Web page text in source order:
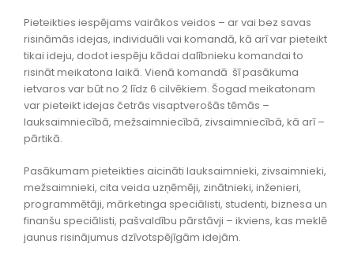
Pieteikties iespējams vairākos veidos – ar vai bez savas
risināmās idejas, individuāli vai komandā, kā arī var pieteikt
tikai ideju, dodot iespēju kādai dalībnieku komandai to
risināt meikatona laikā. Vienā komandā šī pasākuma
ietvaros var būt no 2 līdz 6 cilvēkiem. Šogad meikatonam
var pieteikt idejas četrās visaptverošās tēmās –
lauksaimniecībā, mežsaimniecībā, zivsaimniecībā, kā arī –
pārtikā.
Pasākumam pieteikties aicināti lauksaimnieki, zivsaimnieki,
mežsaimnieki, cita veida uzņēmēji, zinātnieki, inženieri,
programmētāji, mārketinga speciālisti, studenti, biznesa un
finanšu speciālisti, pašvaldību pārstāvji – ikviens, kas meklē
jaunus risinājumus dzīvotspējīgām idejām.